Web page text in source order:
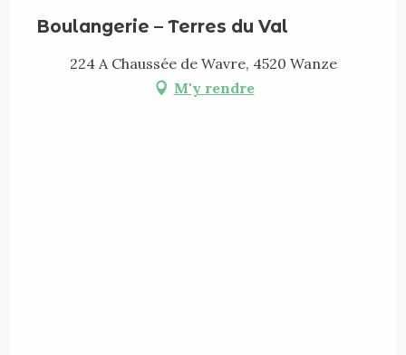
Boulangerie – Terres du Val
224 A Chaussée de Wavre, 4520 Wanze
M'y rendre